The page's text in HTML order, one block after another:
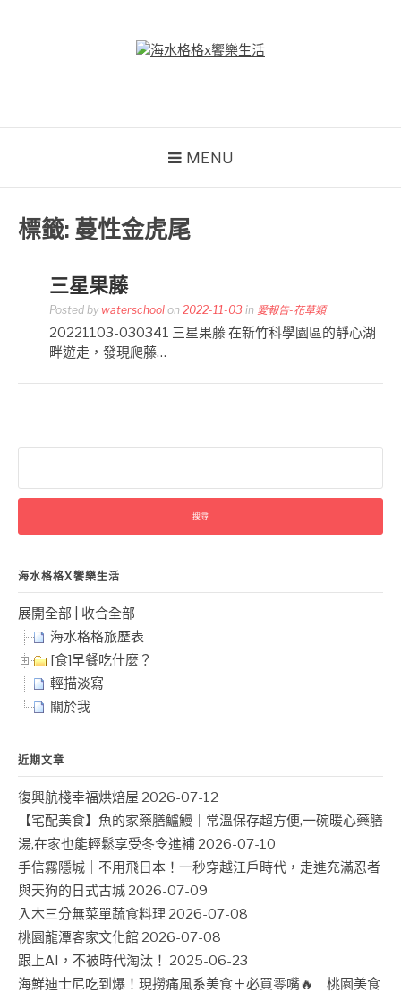
MENU
標籤: 蔓性金虎尾
三星果藤
Posted by waterschool on 2022-11-03 in 愛報告-花草類
20221103-030341 三星果藤 在新竹科學園區的靜心湖
畔遊走，發現爬藤…
關
字:
海水格格X饗樂生活
展開全部
收合全部
海水格格旅歷表
[食]早餐吃什麼？
輕描淡寫
關於我
近期文章
復興航棧幸福烘焙屋 2026-07-12
【宅配美食】魚的家藥膳鱸鰻｜常溫保存超方便,一碗暖心藥膳
湯,在家也能輕鬆享受冬令進補 2026-07-10
手信霧隱城｜不用飛日本！一秒穿越江戶時代，走進充滿忍者
與天狗的日式古城 2026-07-09
入木三分無菜單蔬食料理 2026-07-08
桃園龍潭客家文化館 2026-07-08
跟上AI，不被時代淘汰！ 2025-06-23
海鮮迪士尼吃到爆！現撈痛風系美食＋必買零嘴🔥｜桃園美食